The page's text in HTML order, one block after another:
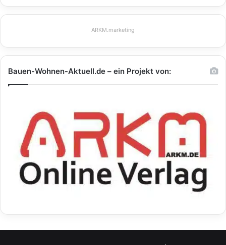
ARKM.marketing
Bauen-Wohnen-Aktuell.de – ein Projekt von: